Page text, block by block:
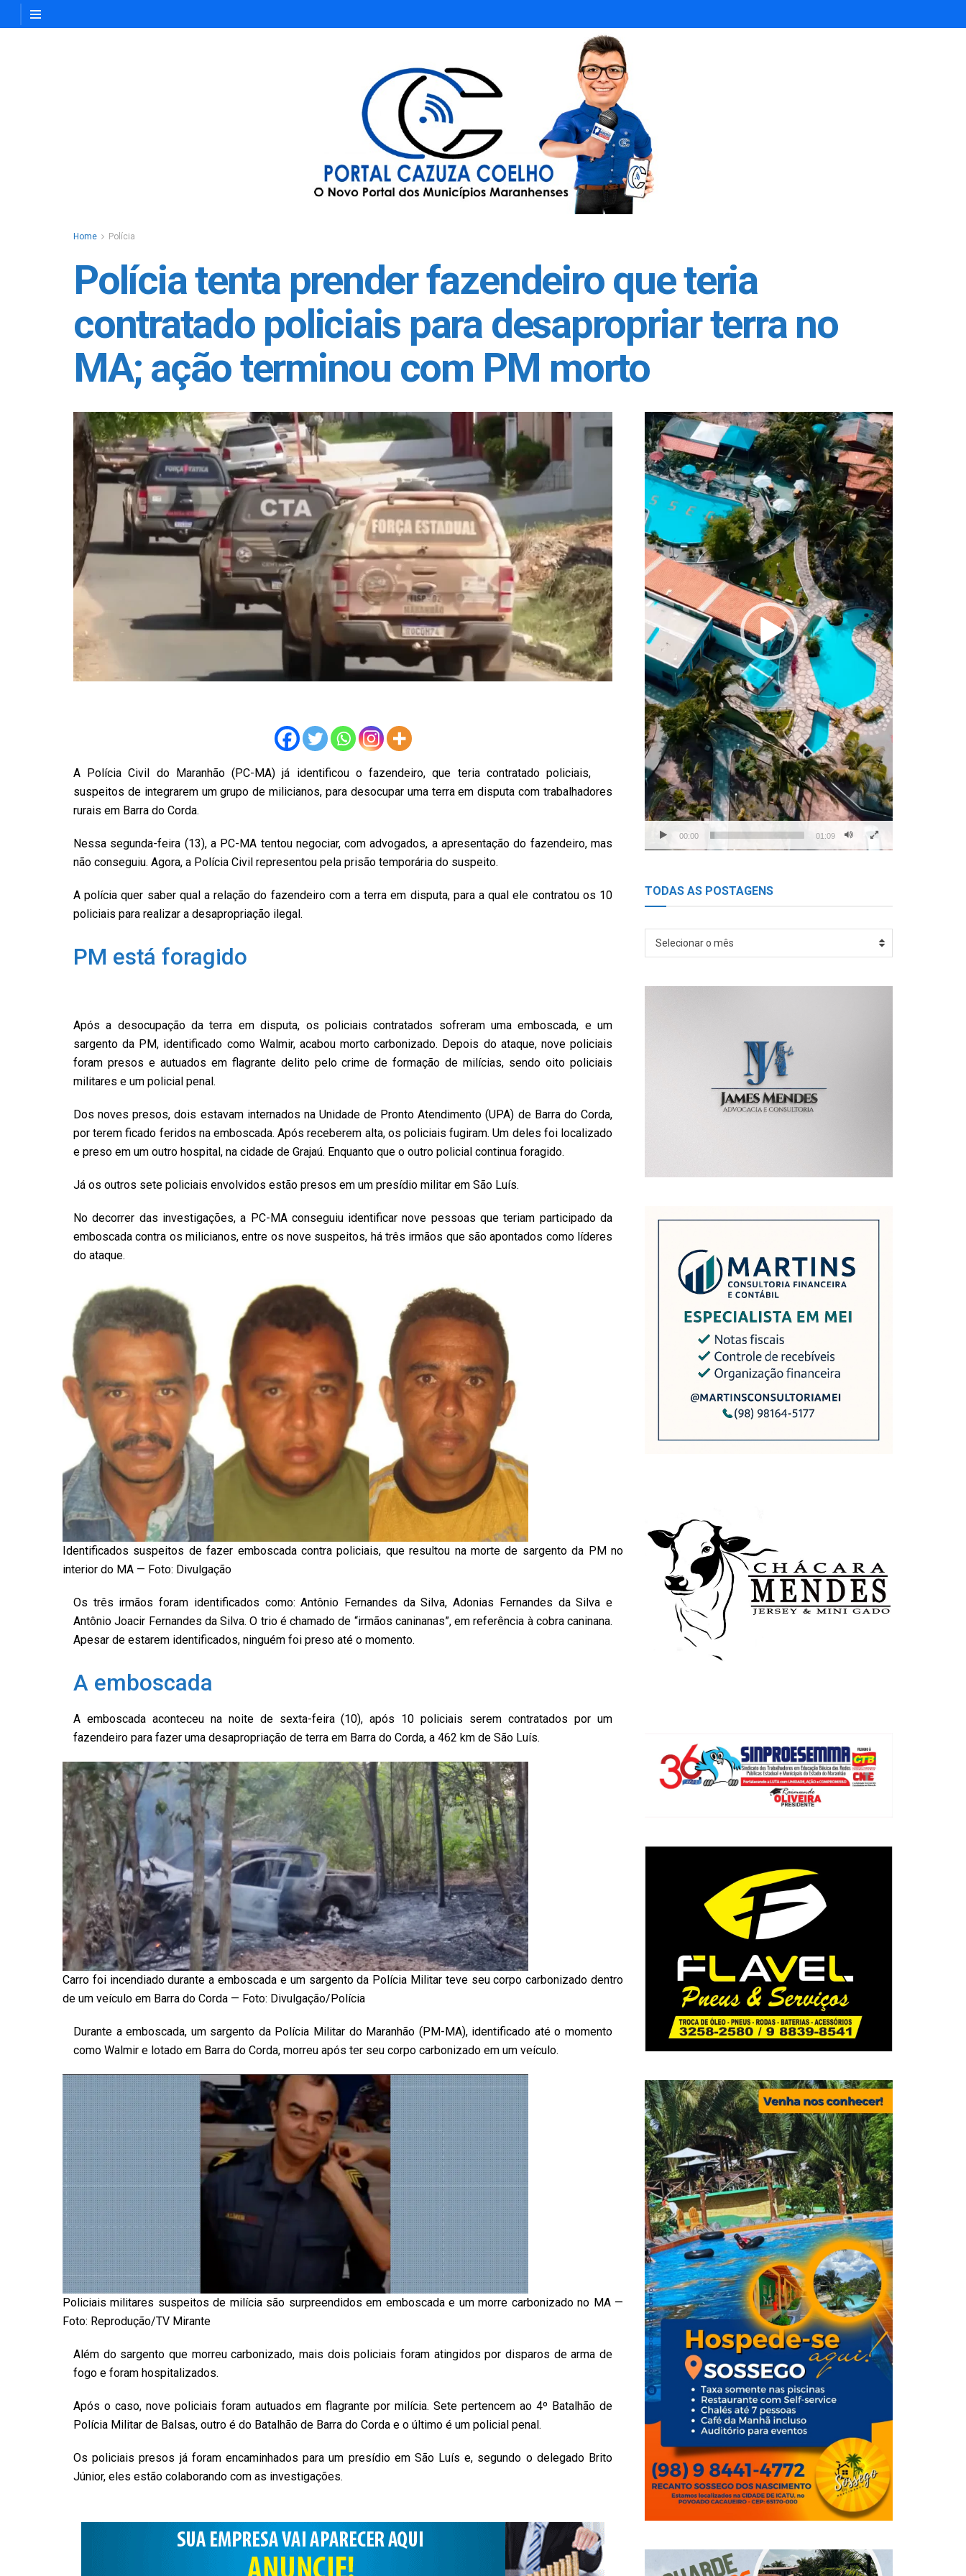
Home Polícia
Polícia tenta prender fazendeiro que teria
contratado policiais para desapropriar terra no
MA; ação terminou com PM morto
A Polícia Civil do Maranhão (PC-MA) já identificou o fazendeiro, que teria contratado policiais,
suspeitos de integrarem um grupo de milicianos, para desocupar uma terra em disputa com trabalhadores
rurais em Barra do Corda.
Nessa segunda-feira (13), a PC-MA tentou negociar, com advogados, a apresentação do fazendeiro, mas
não conseguiu. Agora, a Polícia Civil representou pela prisão temporária do suspeito.
A polícia quer saber qual a relação do fazendeiro com a terra em disputa, para a qual ele contratou os 10
policiais para realizar a desapropriação ilegal.
PM está foragido
Após a desocupação da terra em disputa, os policiais contratados sofreram uma emboscada, e um
sargento da PM, identificado como Walmir, acabou morto carbonizado. Depois do ataque, nove policiais
foram presos e autuados em flagrante delito pelo crime de formação de milícias, sendo oito policiais
militares e um policial penal.
Dos noves presos, dois estavam internados na Unidade de Pronto Atendimento (UPA) de Barra do Corda,
por terem ficado feridos na emboscada. Após receberem alta, os policiais fugiram. Um deles foi localizado
e preso em um outro hospital, na cidade de Grajaú. Enquanto que o outro policial continua foragido.
Já os outros sete policiais envolvidos estão presos em um presídio militar em São Luís.
No decorrer das investigações, a PC-MA conseguiu identificar nove pessoas que teriam participado da
emboscada contra os milicianos, entre os nove suspeitos, há três irmãos que são apontados como líderes
do ataque.
Identificados suspeitos de fazer emboscada contra policiais, que resultou na morte de sargento da PM no
interior do MA — Foto: Divulgação
Os três irmãos foram identificados como: Antônio Fernandes da Silva, Adonias Fernandes da Silva e
Antônio Joacir Fernandes da Silva. O trio é chamado de “irmãos caninanas”, em referência à cobra caninana.
Apesar de estarem identificados, ninguém foi preso até o momento.
A emboscada
A emboscada aconteceu na noite de sexta-feira (10), após 10 policiais serem contratados por um
fazendeiro para fazer uma desapropriação de terra em Barra do Corda, a 462 km de São Luís.
Carro foi incendiado durante a emboscada e um sargento da Polícia Militar teve seu corpo carbonizado dentro
de um veículo em Barra do Corda — Foto: Divulgação/Polícia
Durante a emboscada, um sargento da Polícia Militar do Maranhão (PM-MA), identificado até o momento
como Walmir e lotado em Barra do Corda, morreu após ter seu corpo carbonizado em um veículo.
Policiais militares suspeitos de milícia são surpreendidos em emboscada e um morre carbonizado no MA —
Foto: Reprodução/TV Mirante
Além do sargento que morreu carbonizado, mais dois policiais foram atingidos por disparos de arma de
fogo e foram hospitalizados.
Após o caso, nove policiais foram autuados em flagrante por milícia. Sete pertencem ao 4º Batalhão de
Polícia Militar de Balsas, outro é do Batalhão de Barra do Corda e o último é um policial penal.
Os policiais presos já foram encaminhados para um presídio em São Luís e, segundo o delegado Brito
Júnior, eles estão colaborando com as investigações.
Tocador
de
vídeo
00:00 01:09
TODAS AS POSTAGENS
TODAS
Selecionar o mês